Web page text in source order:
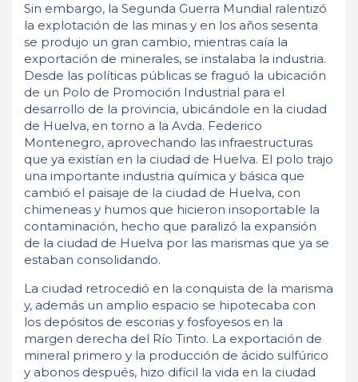
Sin embargo, la Segunda Guerra Mundial ralentizó
la explotación de las minas y en los años sesenta
se produjo un gran cambio, mientras caía la
exportación de minerales, se instalaba la industria.
Desde las políticas públicas se fraguó la ubicación
de un Polo de Promoción Industrial para el
desarrollo de la provincia, ubicándole en la ciudad
de Huelva, en torno a la Avda. Federico
Montenegro, aprovechando las infraestructuras
que ya existían en la ciudad de Huelva. El polo trajo
una importante industria química y básica que
cambió el paisaje de la ciudad de Huelva, con
chimeneas y humos que hicieron insoportable la
contaminación, hecho que paralizó la expansión
de la ciudad de Huelva por las marismas que ya se
estaban consolidando.
La ciudad retrocedió en la conquista de la marisma
y, además un amplio espacio se hipotecaba con
los depósitos de escorias y fosfoyesos en la
margen derecha del Río Tinto. La exportación de
mineral primero y la producción de ácido sulfúrico
y abonos después, hizo difícil la vida en la ciudad